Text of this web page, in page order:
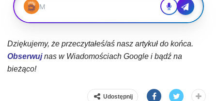
Dziękujemy, że przeczytałeś/aś nasz artykuł do końca.
Obserwujnas w Wiadomościach Google i bądź na
bieżąco!
Udostępnij